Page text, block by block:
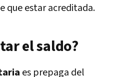
que estar acreditada.
el saldo?
es prepaga del